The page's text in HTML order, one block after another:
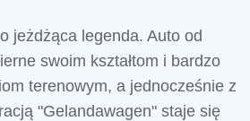
jeżdżąca legenda. Auto od
swoim kształtom i bardzo
terenowym, a jednocześnie z
"Gelandawagen" staje się